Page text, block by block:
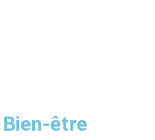
Bien-être